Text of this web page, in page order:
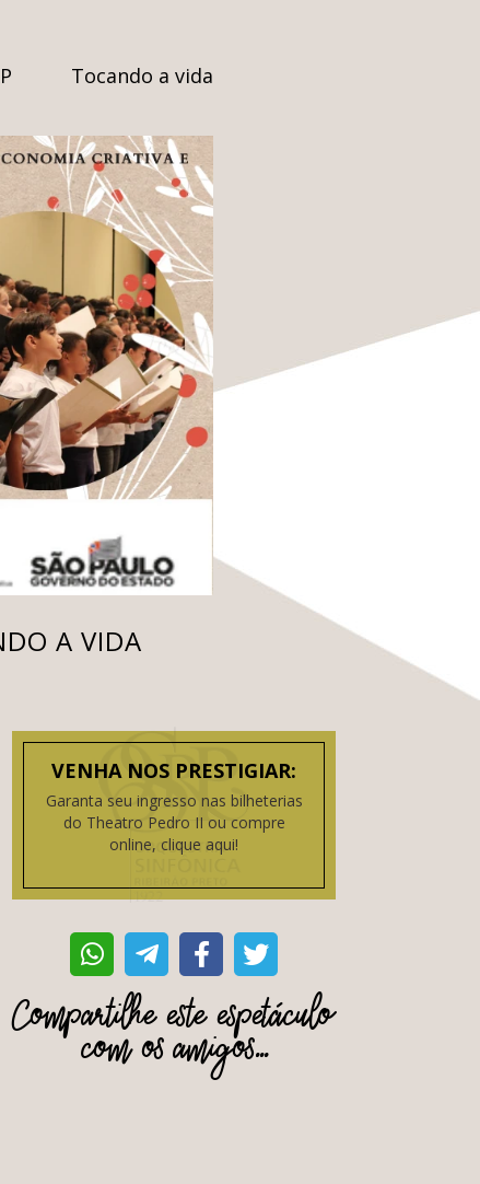
Tocando a vida
A VIDA
VENHA NOS PRESTIGIAR:
Garanta seu ingresso nas bilheterias
do Theatro Pedro II ou compre
online, clique aqui!
Compartilhe este espetáculo
com os amigos...